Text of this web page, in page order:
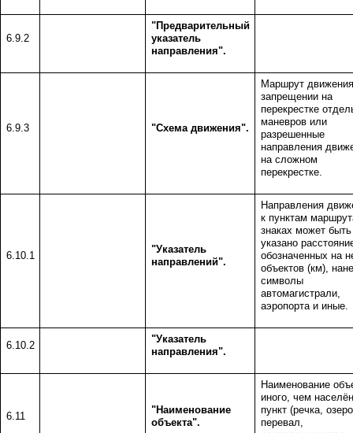
6.9.2
"Предварительный
указатель
направления".
6.9.3 "Схема движения".
Маршрут
запрещении на
перекрестке
маневров или
разрешенные
направления
на сложном
перекрестке.
6.10.1
"Указатель
направлений".
Направления
к пунктам
знаках может быть
указано
обозначенных на
объектов (км),
символы
автомагистрали,
аэропорта и иные.
6.10.2
"Указатель
направления".
6.11
"Наименование
объекта".
Наименование
иного, чем
пункт (речка,
перевал,